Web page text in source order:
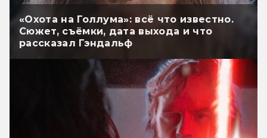
«Охота на Голлума»: всё что известно.
Сюжет, съёмки, дата выхода и что
рассказал Гэндальф